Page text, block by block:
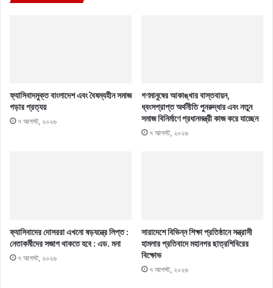
ফ্যাসিবাদমুক্ত বাংলাদেশ এবং বৈষম্যহীন সমাজ
গড়ার প্রত্যয়
৭ আগস্ট, ২০২৬
গণমানুষের আকাঙ্খার বাস্তবায়ন,
ধ্বংসপ্রাপ্ত অর্থনীতি পুনরুদ্ধার এবং নতুন
সমাজ বিনির্মাণে প্রধানমন্ত্রী কাজ করে যাচ্ছেন
৭ আগস্ট, ২০২৬
ফ্যাসিবাদের দোসররা এখনো ষড়যন্ত্রে লিপ্ত :
নেতাকর্মীদের সজাগ থাকতে হবে : এড. মনা
৭ আগস্ট, ২০২৬
সারাদেশে বিভিন্ন শিক্ষা প্রতিষ্ঠানে সন্ত্রাসী
হামলার প্রতিবাদে মহানগর ছাত্রশিবিরের
বিক্ষোভ
৭ আগস্ট, ২০২৬